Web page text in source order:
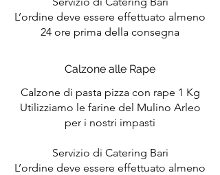
L’ordine deve essere effettuato almeno
24 ore prima della consegna
Calzone alle Rape
Calzone di pasta pizza con rape 1 Kg
Utilizziamo le farine del Mulino Arleo
per i nostri impasti
Servizio di Catering Bari
L’ordine deve essere effettuato almeno